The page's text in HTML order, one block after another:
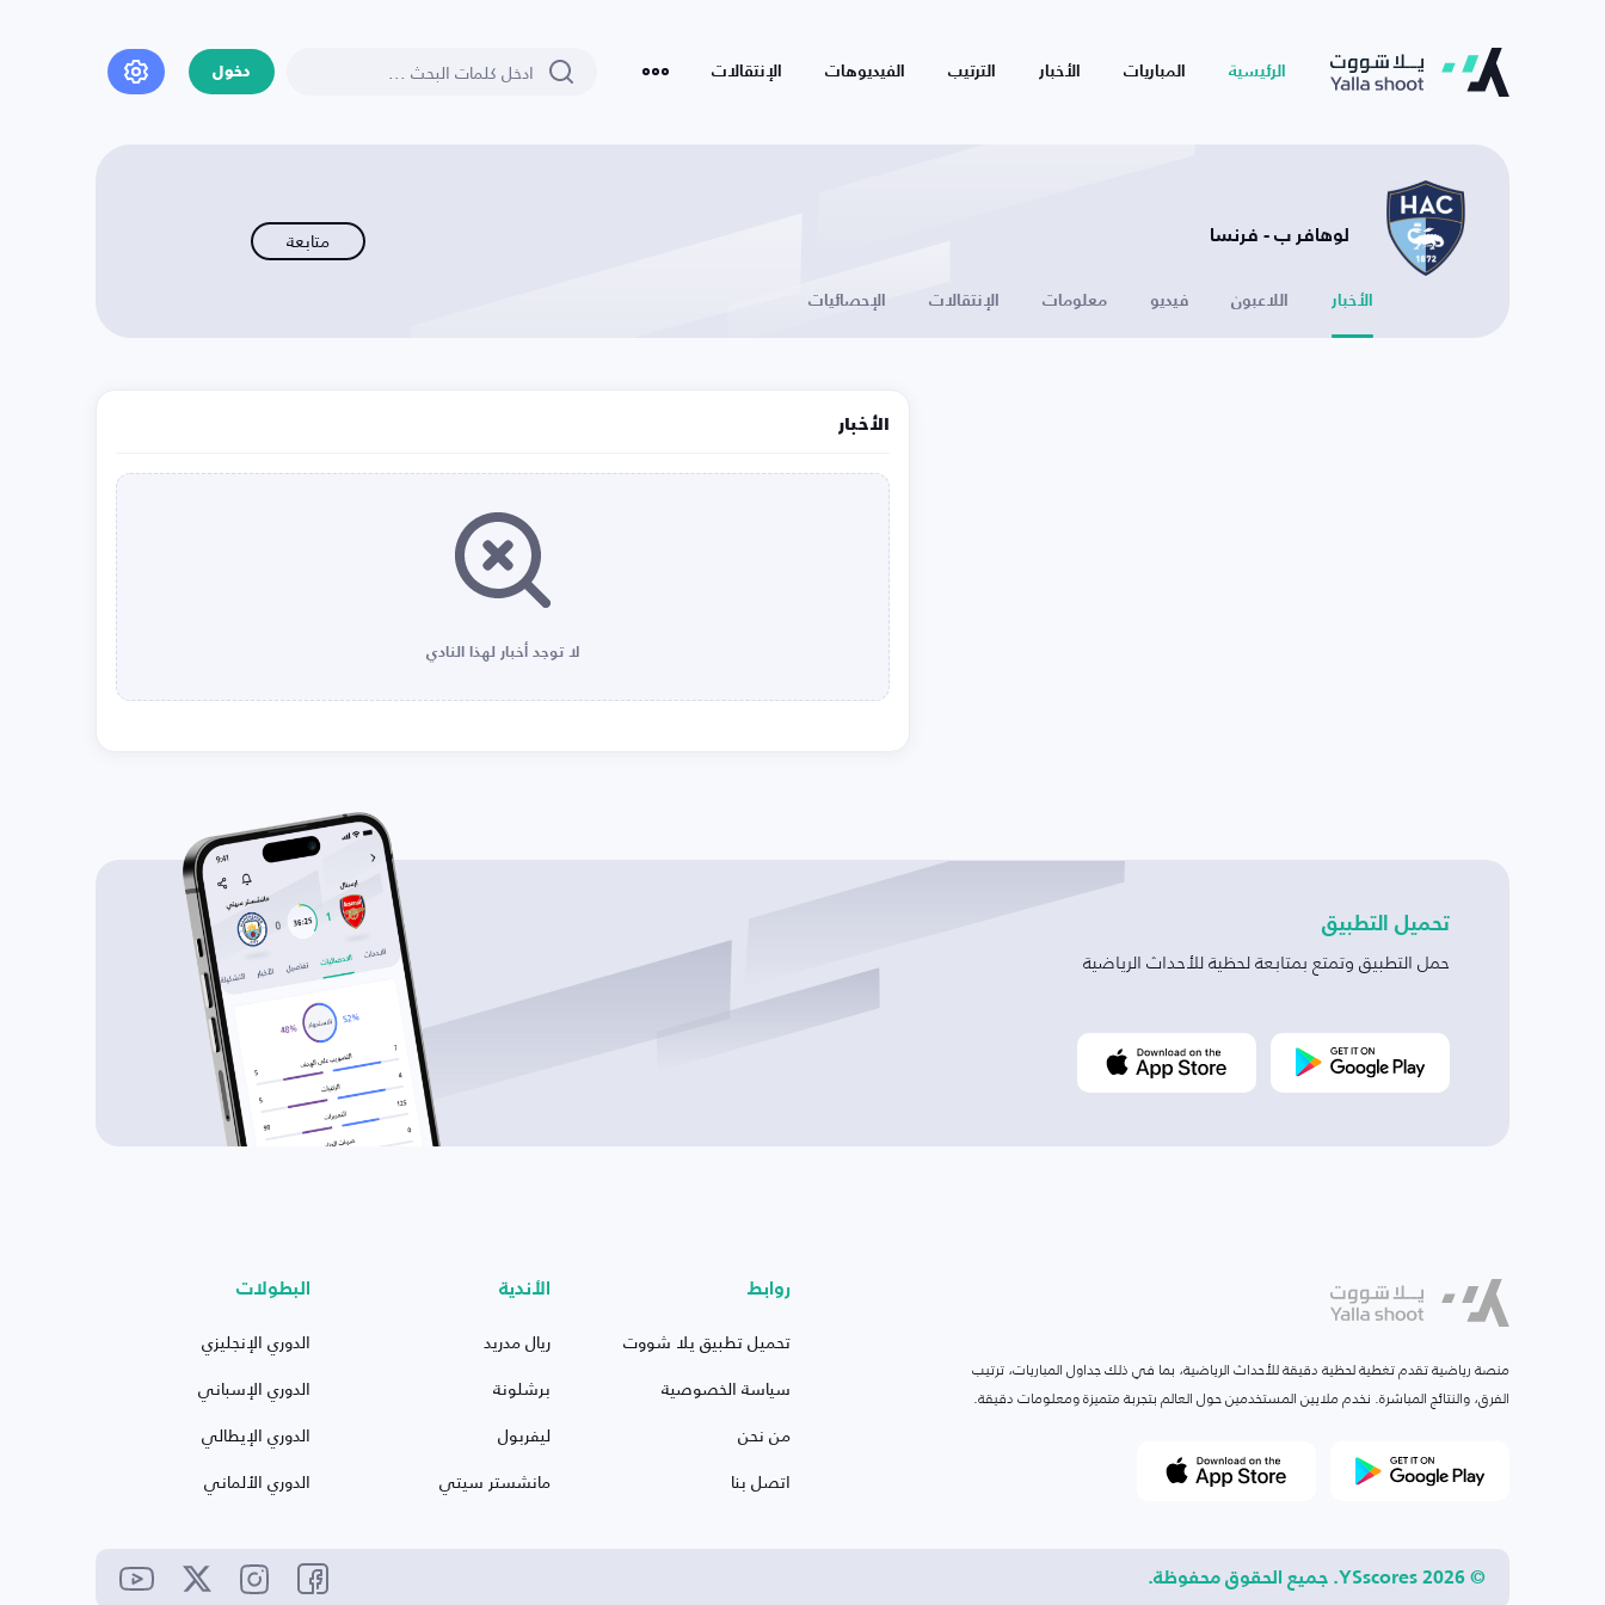
الرئيسية المباريات الأخبار الترتيب الفيديوهات الإنتقالات دخول
لوهافر ب - فرنسا متابعة
الأخبار اللاعبون فيديو معلومات الإنتقالات الإحصائيات
الأخبار
لا توجد أخبار لهذا النادي
تحميل التطبيق
حمل التطبيق وتمتع بمتابعة لحظية للأحداث الرياضية
منصة رياضية تقدم تغطية لحظية دقيقة للأحداث الرياضية، بما في ذلك جداول المباريات، ترتيب
الفرق، والنتائج المباشرة. نخدم ملايين المستخدمين حول العالم بتجربة متميزة ومعلومات دقيقة.
روابط
تحميل تطبيق يلا شووت
سياسة الخصوصية
من نحن
اتصل بنا
الأندية
ريال مدريد
برشلونة
ليفربول
مانشستر سيتي
البطولات
الدوري الإنجليزي
الدوري الإسباني
الدوري الإيطالي
الدوري الألماني
© 2026 YSscores. جميع الحقوق محفوظة.